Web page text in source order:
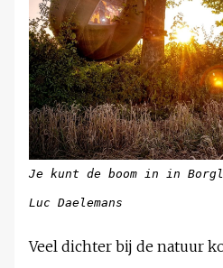
Je kunt de boom in in
Luc Daelemans
Veel dichter bij de natuur